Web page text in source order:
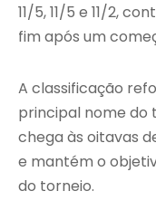
11/5, 11/5 e 11/2,
fim após um
A classificação
principal nome do
chega às oitavas
e mantém o
do torneio.